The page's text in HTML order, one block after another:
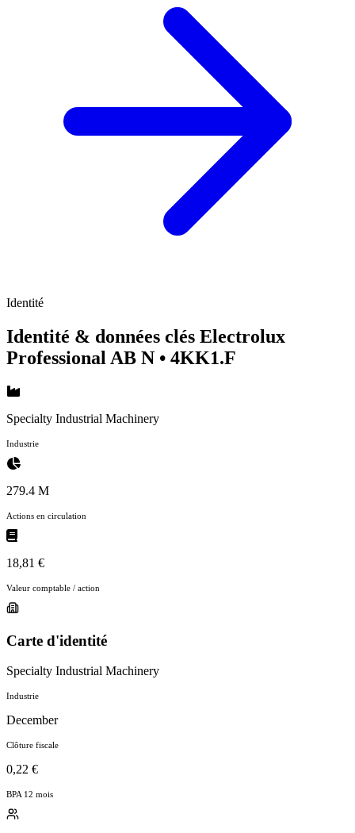
Identité
Identité & données clés Electrolux
Professional AB N • 4KK1.F
Specialty Industrial Machinery
Industrie
279.4 M
Actions en circulation
18,81 €
Valeur comptable / action
Carte d'identité
Specialty Industrial Machinery
Industrie
December
Clôture fiscale
0,22 €
BPA 12 mois